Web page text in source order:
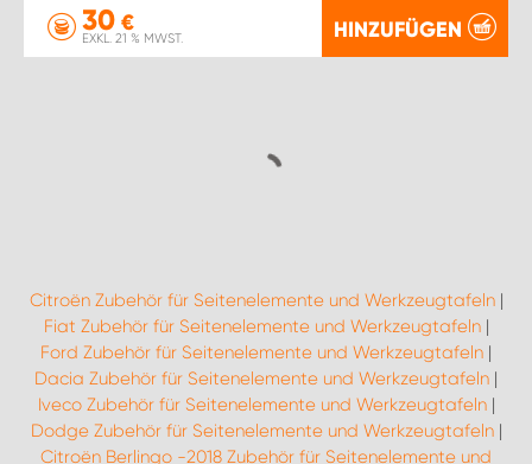
30 €
EXKL. 21 % MWST. HINZUFÜGEN
Citroën Zubehör für Seitenelemente und Werkzeugtafeln|
Fiat Zubehör für Seitenelemente und Werkzeugtafeln|
Ford Zubehör für Seitenelemente und Werkzeugtafeln |
Dacia Zubehör für Seitenelemente und Werkzeugtafeln |
Iveco Zubehör für Seitenelemente und Werkzeugtafeln|
Dodge Zubehör für Seitenelemente und Werkzeugtafeln|
Citroën Berlingo -2018 Zubehör für Seitenelemente und